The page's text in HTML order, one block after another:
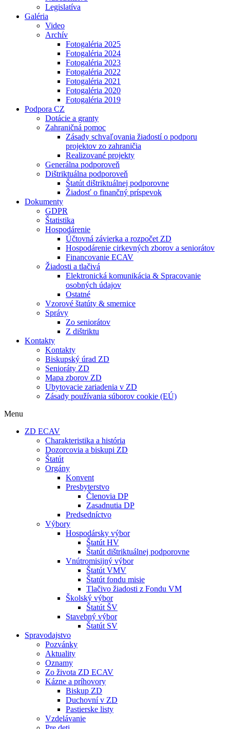
Legislatíva
Galéria
Video
Archív
Fotogaléria 2025
Fotogaléria 2024
Fotogaléria 2023
Fotogaléria 2022
Fotogaléria 2021
Fotogaléria 2020
Fotogaléria 2019
Podpora CZ
Dotácie a granty
Zahraničná pomoc
Zásady schvaľovania žiadostí o podporu
projektov zo zahraničia
Realizované projekty
Generálna podporoveň
Dištriktuálna podporoveň
Štatút dištriktuálnej podporovne
Žiadosť o finančný príspevok
Dokumenty
GDPR
Štatistika
Hospodárenie
Účtovná závierka a rozpočet ZD
Hospodárenie cirkevných zborov a seniorátov
Financovanie ECAV
Žiadosti a tlačivá
Elektronická komunikácia & Spracovanie
osobných údajov
Ostatné
Vzorové štatúty & smernice
Správy
Zo seniorátov
Z dištriktu
Kontakty
Kontakty
Biskupský úrad ZD
Senioráty ZD
Mapa zborov ZD
Ubytovacie zariadenia v ZD
Zásady používania súborov cookie (EÚ)
Menu
ZD ECAV
Charakteristika a história
Dozorcovia a biskupi ZD
Štatút
Orgány
Konvent
Presbyterstvo
Členovia DP
Zasadnutia DP
Predsedníctvo
Výbory
Hospodársky výbor
Štatút HV
Štatút dištriktuálnej podporovne
Vnútromisijný výbor
Štatút VMV
Štatút fondu misie
Tlačivo žiadosti z Fondu VM
Školský výbor
Štatút ŠV
Stavebný výbor
Štatút SV
Spravodajstvo
Pozvánky
Aktuality
Oznamy
Zo života ZD ECAV
Kázne a príhovory
Biskup ZD
Duchovní v ZD
Pastierske listy
Vzdelávanie